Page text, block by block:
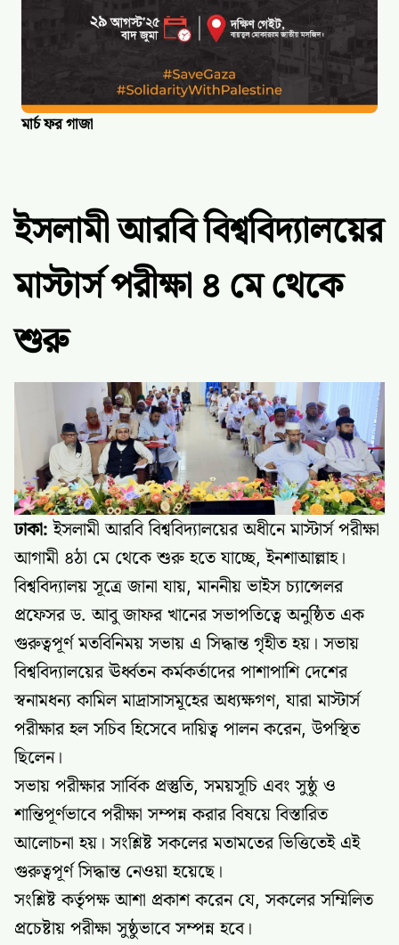
মার্চ ফর গাজা
ইসলামী আরবি বিশ্ববিদ্যালয়ের
মাস্টার্স পরীক্ষা ৪ মে থেকে
শুরু
ঢাকা: ইসলামী আরবি বিশ্ববিদ্যালয়ের অধীনে মাস্টার্স পরীক্ষা
আগামী ৪ঠা মে থেকে শুরু হতে যাচ্ছে, ইনশাআল্লাহ।
বিশ্ববিদ্যালয় সূত্রে জানা যায়, মাননীয় ভাইস চ্যান্সেলর
প্রফেসর ড. আবু জাফর খানের সভাপতিত্বে অনুষ্ঠিত এক
গুরুত্বপূর্ণ মতবিনিময় সভায় এ সিদ্ধান্ত গৃহীত হয়। সভায়
বিশ্ববিদ্যালয়ের ঊর্ধ্বতন কর্মকর্তাদের পাশাপাশি দেশের
স্বনামধন্য কামিল মাদ্রাসাসমূহের অধ্যক্ষগণ, যারা মাস্টার্স
পরীক্ষার হল সচিব হিসেবে দায়িত্ব পালন করেন, উপস্থিত
ছিলেন।
সভায় পরীক্ষার সার্বিক প্রস্তুতি, সময়সূচি এবং সুষ্ঠু ও
শান্তিপূর্ণভাবে পরীক্ষা সম্পন্ন করার বিষয়ে বিস্তারিত
আলোচনা হয়। সংশ্লিষ্ট সকলের মতামতের ভিত্তিতেই এই
গুরুত্বপূর্ণ সিদ্ধান্ত নেওয়া হয়েছে।
সংশ্লিষ্ট কর্তৃপক্ষ আশা প্রকাশ করেন যে, সকলের সম্মিলিত
প্রচেষ্টায় পরীক্ষা সুষ্ঠুভাবে সম্পন্ন হবে।